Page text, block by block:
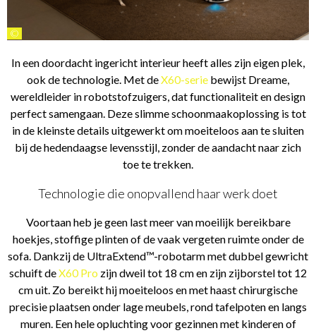
©
In een doordacht ingericht interieur heeft alles zijn eigen plek,
ook de technologie. Met deX60-serie bewijst Dreame,
wereldleider in robotstofzuigers, dat functionaliteit en design
perfect samengaan. Deze slimme schoonmaakoplossing is tot
in de kleinste details uitgewerkt om moeiteloos aan te sluiten
bij de hedendaagse levensstijl, zonder de aandacht naar zich
toe te trekken.
Technologie die onopvallend haar werk doet
Voortaan heb je geen last meer van moeilijk bereikbare
hoekjes, stoffige plinten of de vaak vergeten ruimte onder de
sofa. Dankzij de UltraExtend™-robotarm met dubbel gewricht
schuift deX60 Pro zijn dweil tot 18 cm en zijn zijborstel tot 12
cm uit. Zo bereikt hij moeiteloos en met haast chirurgische
precisie plaatsen onder lage meubels, rond tafelpoten en langs
muren. Een hele opluchting voor gezinnen met kinderen of